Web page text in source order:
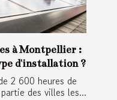
à Montpellier :
d'installation ?
2 600 heures de
des villes les...